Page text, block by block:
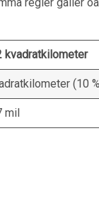
kvadratkilometer
(10
mil